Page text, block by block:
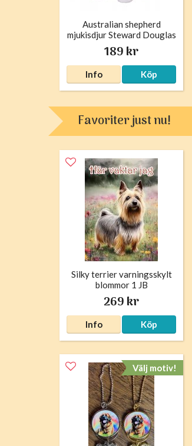
Australian shepherd
mjukisdjur Steward Douglas
189 kr
Info Köp
Favoriter just nu!
Silky terrier varningsskylt
blommor 1 JB
269 kr
Info Köp
Välj motiv!